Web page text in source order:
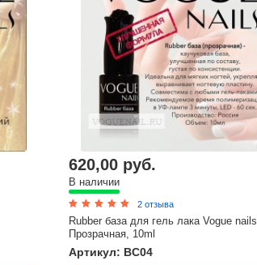
620,00 руб.
В наличии
2 отзыва
Rubber база для гель лака Vogue nails
Прозрачная, 10ml
Артикул: BC04